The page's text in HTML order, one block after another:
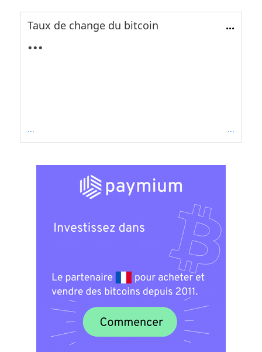
Taux de change du bitcoin ...
...
... ...